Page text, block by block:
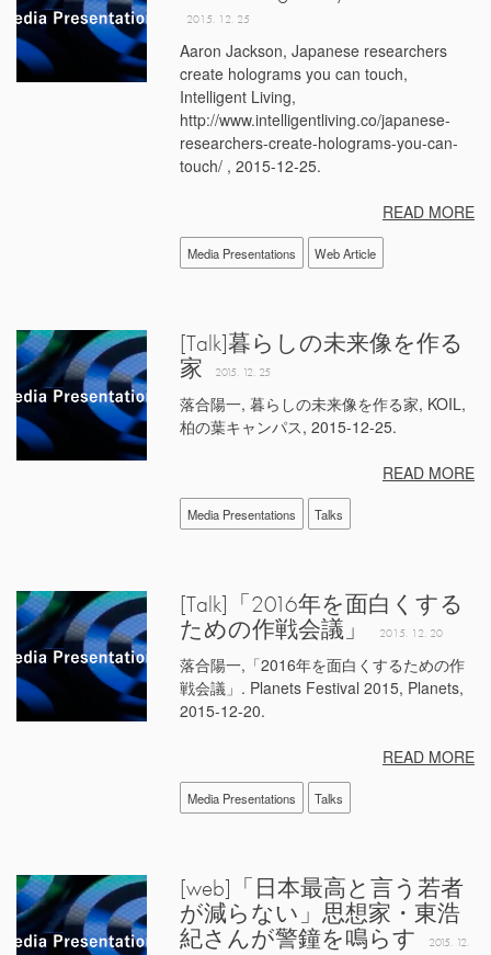
2015. 12. 25
Aaron Jackson, Japanese researchers
create holograms you can touch,
Intelligent Living,
http://www.intelligentliving.co/japanese-
researchers-create-holograms-you-can-
touch/ , 2015-12-25.
READ MORE
Media Presentations Web Article
[Talk]暮らしの未来像を作る
家
2015. 12. 25
落合陽一, 暮らしの未来像を作る家, KOIL,
柏の葉キャンパス, 2015-12-25.
READ MORE
Media Presentations Talks
[Talk]「2016年を面白くする
ための作戦会議」
2015. 12. 20
落合陽一,「2016年を面白くするための作
戦会議」. Planets Festival 2015, Planets,
2015-12-20.
READ MORE
Media Presentations Talks
[web]「日本最高と言う若者
が減らない」思想家・東浩
紀さんが警鐘を鳴らす
2015. 12.